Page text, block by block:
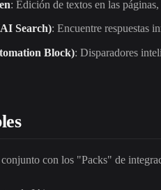
: Edición de textos en las
Search): Encuentre respuestas
Block): Disparadores
con los "Packs" de